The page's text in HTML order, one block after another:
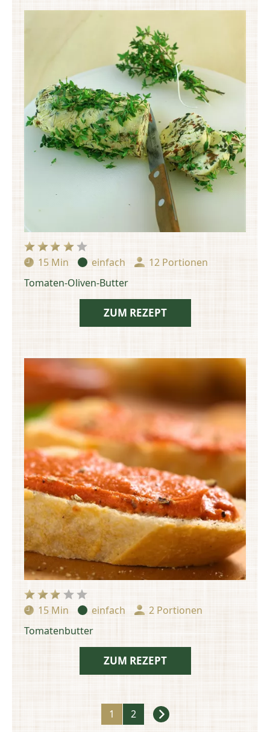
Zubereitungszeit:
15 Min Schwierigkeit:
einfach Portionen:
12 Portionen
Tomaten-Oliven-Butter
ZUM REZEPT
Zubereitungszeit:
15 Min Schwierigkeit:
einfach Portionen:
2 Portionen
Tomatenbutter
ZUM REZEPT
Navigation
1 2